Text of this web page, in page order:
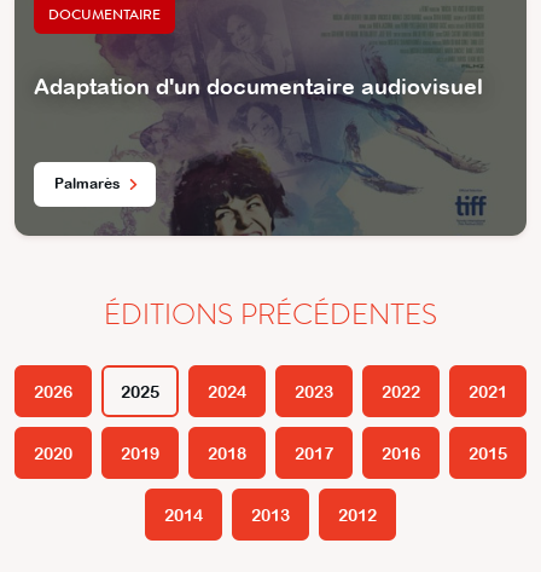
DOCUMENTAIRE
Adaptation d'un documentaire audiovisuel
Palmarès
ÉDITIONS PRÉCÉDENTES
2026 2025 2024 2023 2022 2021
2020 2019 2018 2017 2016 2015
2014 2013 2012